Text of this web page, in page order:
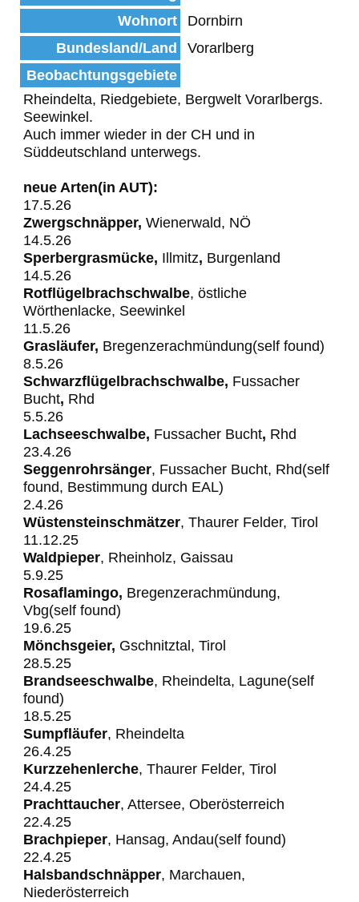
Wohnort
Dornbirn
Bundesland/Land
Vorarlberg
Beobachtungsgebiete
Rheindelta, Riedgebiete, Bergwelt Vorarlbergs.
Seewinkel.
Auch immer wieder in der CH und in
Süddeutschland unterwegs.
neue Arten(in AUT):
17.5.26
Zwergschnäpper, Wienerwald, NÖ
14.5.26
Sperbergrasmücke, Illmitz, Burgenland
14.5.26
Rotflügelbrachschwalbe, östliche
Wörthenlacke, Seewinkel
11.5.26
Grasläufer, Bregenzerachmündung(self found)
8.5.26
Schwarzflügelbrachschwalbe, Fussacher
Bucht, Rhd
5.5.26
Lachseeschwalbe, Fussacher Bucht, Rhd
23.4.26
Seggenrohrsänger, Fussacher Bucht, Rhd(self
found, Bestimmung durch EAL)
2.4.26
Wüstensteinschmätzer, Thaurer Felder, Tirol
11.12.25
Waldpieper, Rheinholz, Gaissau
5.9.25
Rosaflamingo, Bregenzerachmündung,
Vbg(self found)
19.6.25
Mönchsgeier, Gschnitztal, Tirol
28.5.25
Brandseeschwalbe, Rheindelta, Lagune(self
found)
18.5.25
Sumpfläufer, Rheindelta
26.4.25
Kurzzehenlerche, Thaurer Felder, Tirol
24.4.25
Prachttaucher, Attersee, Oberösterreich
22.4.25
Brachpieper, Hansag, Andau(self found)
22.4.25
Halsbandschnäpper, Marchauen,
Niederösterreich